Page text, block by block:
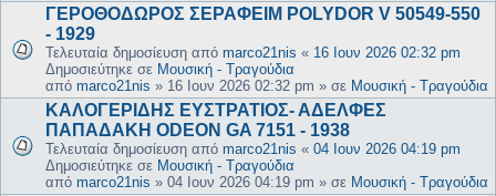
ΓΕΡΟΘΟΔΩΡΟΣ ΣΕΡΑΦΕΙΜ POLYDOR V 50549-550
- 1929
Τελευταία δημοσίευση από marco21nis « 16 Ιουν 2026 02:32 pm
Δημοσιεύτηκε σε Μουσική - Τραγούδια
από marco21nis » 16 Ιουν 2026 02:32 pm » σε Μουσική - Τραγούδια
ΚΑΛΟΓΕΡΙΔΗΣ ΕΥΣΤΡΑΤΙΟΣ- ΑΔΕΛΦΕΣ
ΠΑΠΑΔΑΚΗ ODEON GA 7151 - 1938
Τελευταία δημοσίευση από marco21nis « 04 Ιουν 2026 04:19 pm
Δημοσιεύτηκε σε Μουσική - Τραγούδια
από marco21nis » 04 Ιουν 2026 04:19 pm » σε Μουσική - Τραγούδια